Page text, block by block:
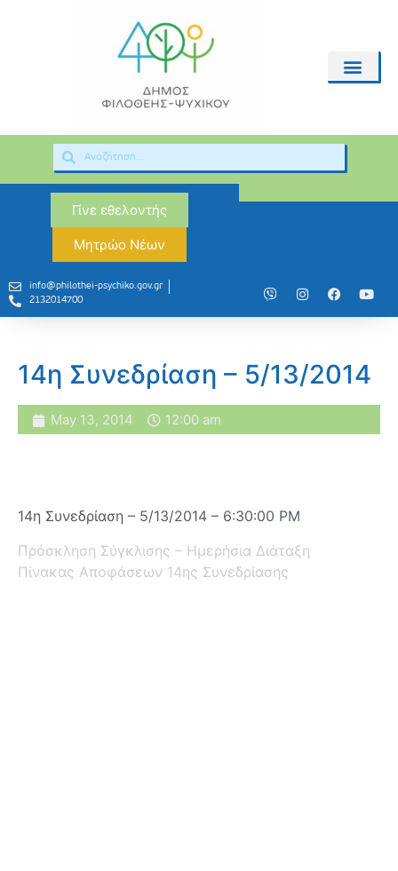
Γίνε εθελοντής
Μητρώο Νέων
info@philothei-psychiko.gov.gr
2132014700
14η Συνεδρίαση – 5/13/2014
May 13, 2014 12:00 am
14η Συνεδρίαση – 5/13/2014 – 6:30:00 PM
Πρόσκληση Σύγκλισης – Ημερήσια Διάταξη
Πίνακας Αποφάσεων 14ης Συνεδρίασης